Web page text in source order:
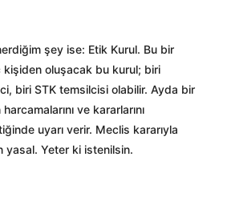
şey ise: Etik Kurul. Bu bir
kişiden oluşacak bu kurul; biri
biri STK temsilcisi olabilir. Ayda bir
ve kararlarını
uyarı verir. Meclis kararıyla
yasal. Yeter ki istenilsin.